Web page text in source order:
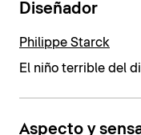
Diseñador
Philippe Starck
El niño terrible del
Aspecto y